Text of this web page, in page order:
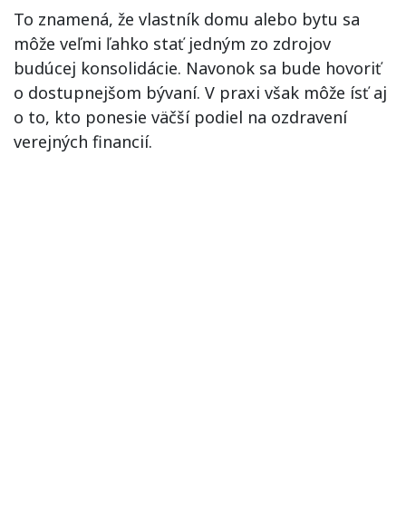
To znamená, že vlastník domu alebo bytu sa
môže veľmi ľahko stať jedným zo zdrojov
budúcej konsolidácie. Navonok sa bude hovoriť
o dostupnejšom bývaní. V praxi však môže ísť aj
o to, kto ponesie väčší podiel na ozdravení
verejných financií.